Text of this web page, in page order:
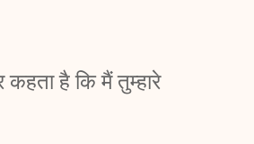
है कि मैं तुम्हारे